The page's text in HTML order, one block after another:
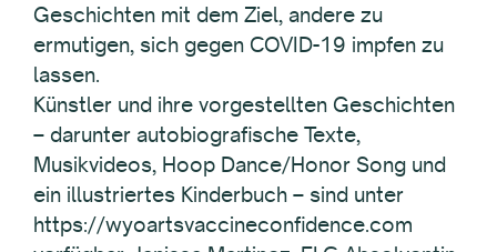
Geschichten mit dem Ziel, andere zu
ermutigen, sich gegen COVID-19 impfen zu
lassen.
Künstler und ihre vorgestellten Geschichten
– darunter autobiografische Texte,
Musikvideos, Hoop Dance/Honor Song und
ein illustriertes Kinderbuch – sind unter
https://wyoartsvaccineconfidence.com